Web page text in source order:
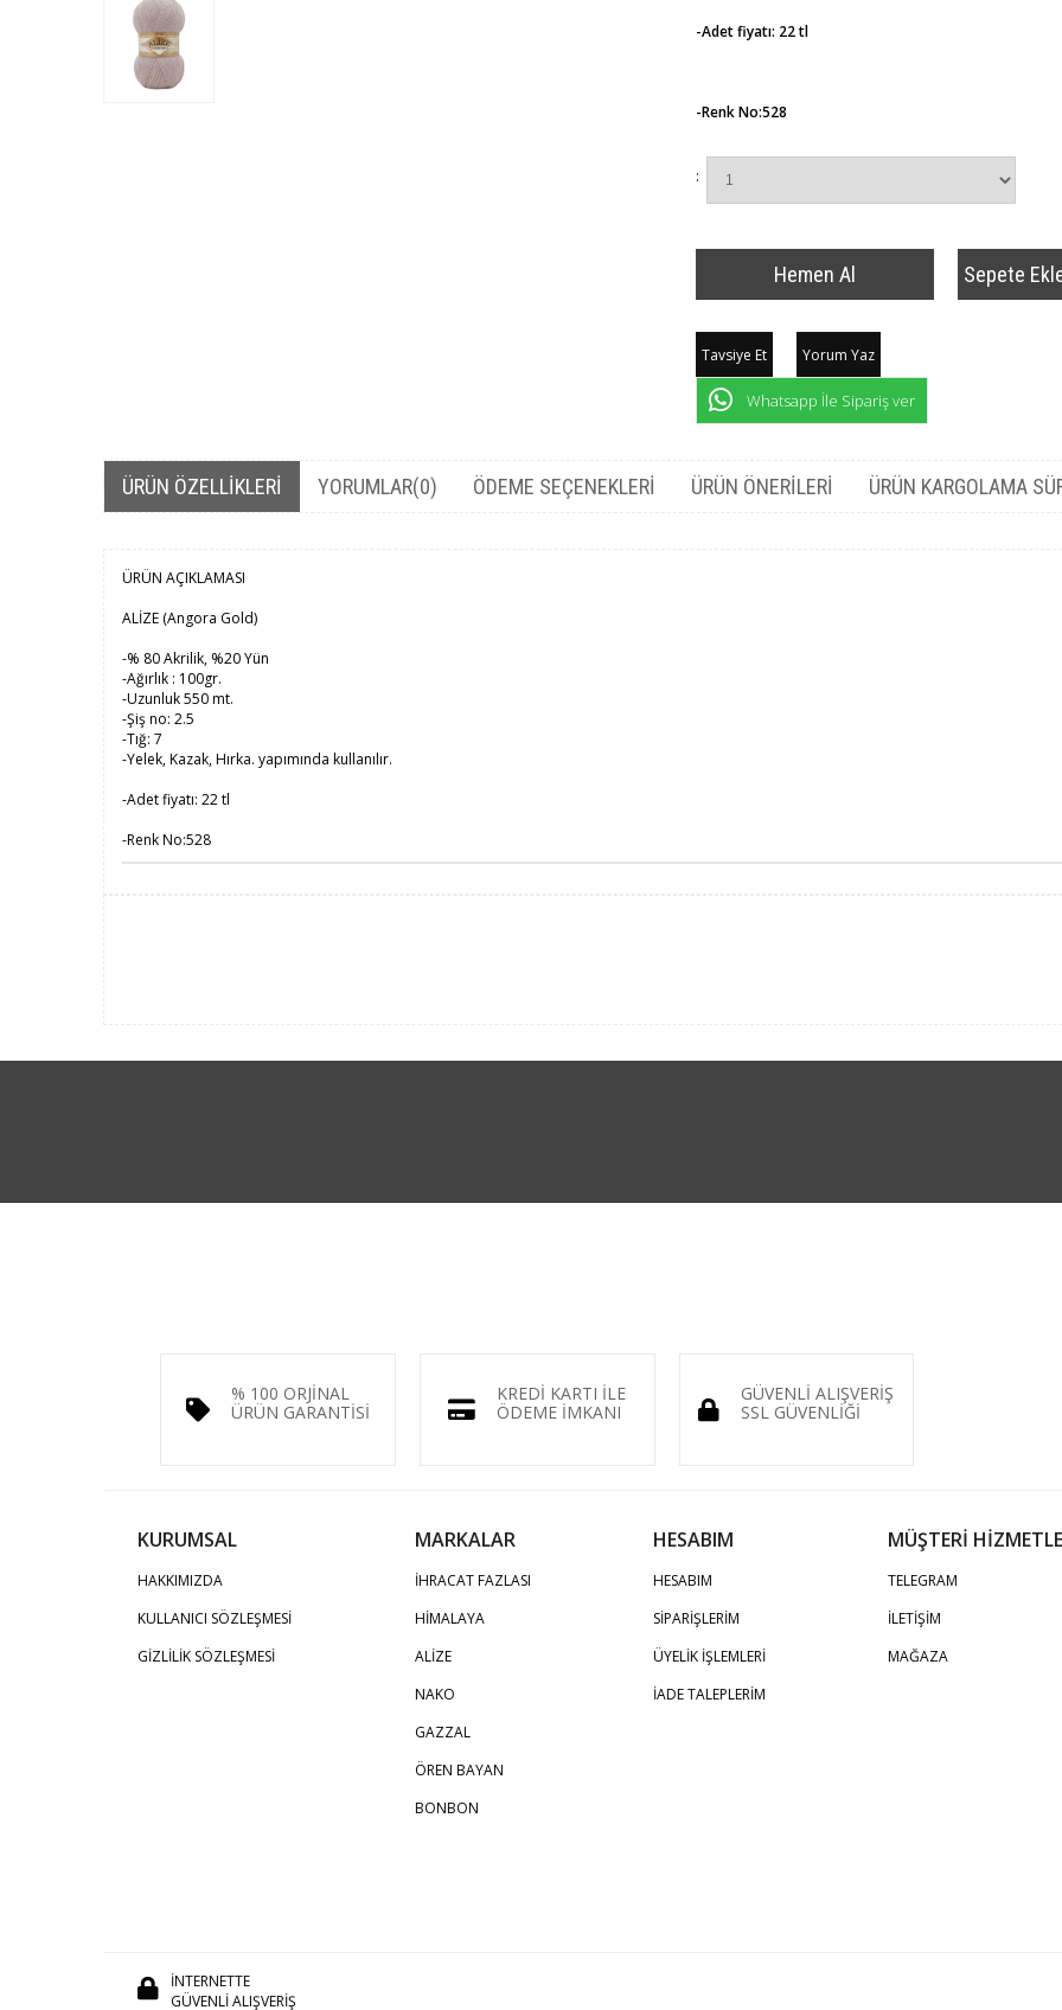
-Adet fiyatı: 22 tl
-Renk No:528
:
Tavsiye Et Yorum Yaz
Whatsapp İle Sipariş ver
ÜRÜN ÖZELLIKLERI YORUMLAR(0) ÖDEME SEÇENEKLERI ÜRÜN ÖNERILERI ÜRÜN KARGOLAMA
ÜRÜN AÇIKLAMASI
ALİZE (Angora Gold)
-% 80 Akrilik, %20 Yün
-Ağırlık : 100gr.
-Uzunluk 550 mt.
-Şiş no: 2.5
-Tığ: 7
-Yelek, Kazak, Hırka. yapımında kullanılır.
-Adet fiyatı: 22 tl
-Renk No:528
% 100 ORJİNAL
ÜRÜN GARANTİSİ
KREDİ KARTI İLE
ÖDEME İMKANI
GÜVENLİ ALIŞVERİŞ
SSL GÜVENLİĞİ
KURUMSAL
HAKKIMIZDA
KULLANICI SÖZLEŞMESİ
GİZLİLİK SÖZLEŞMESİ
MARKALAR
İHRACAT FAZLASI
HİMALAYA
ALİZE
NAKO
GAZZAL
ÖREN BAYAN
BONBON
HESABIM
HESABIM
SİPARİŞLERİM
ÜYELİK İŞLEMLERİ
İADE TALEPLERİM
MÜŞTERİ
TELEGRAM
İLETİŞİM
MAĞAZA
İNTERNETTE
GÜVENLİ ALIŞVERİŞ